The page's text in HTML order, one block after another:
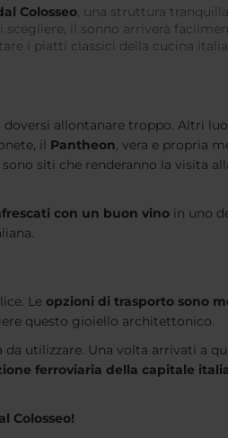
Colosseo, una struttura
il sonno arriverà
i piatti classici della cucina
allontanare troppo. Altri
il Pantheon, vera e propria
siti che renderanno la visita
con un buon vino in uno
Le opzioni di trasporto sono
questo gioiello architettonico.
utilizzare. Una volta arrivati a
ferroviaria della capitale
Colosseo!